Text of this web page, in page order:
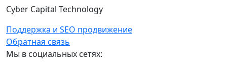
Cyber Capital Technology
Поддержка и SEO продвижение
Обратная связь
Мы в социальных сетях: